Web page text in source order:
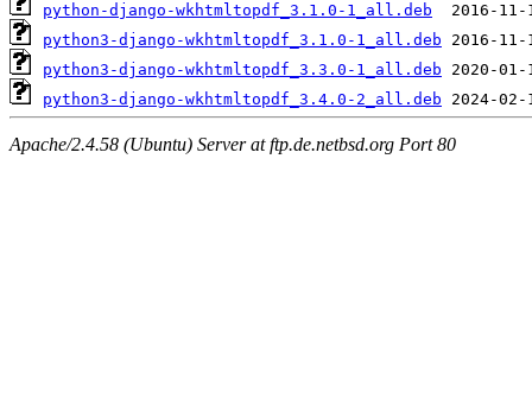
python-django-wkhtmltopdf_3.1.0-1_all.deb
python3-django-wkhtmltopdf_3.1.0-1_all.deb
python3-django-wkhtmltopdf_3.3.0-1_all.deb
python3-django-wkhtmltopdf_3.4.0-2_all.deb
Apache/2.4.58 (Ubuntu) Server at ftp.de.netbsd.org Port 80